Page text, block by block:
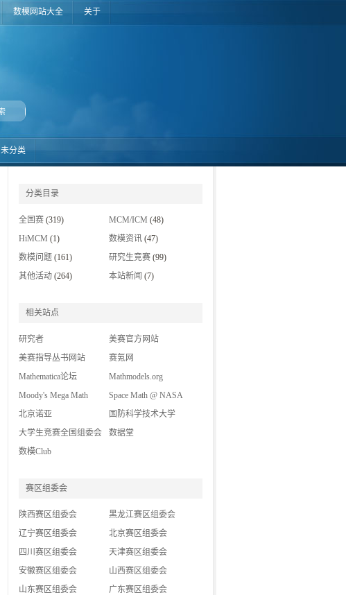
数模网站大全 关于
未分类
分类目录
全国赛 (319)
数据挖掘竞赛
(1)
数模夏令营
(45)
MCM/ICM (48)
HiMCM (1) 数模资讯 (47)
建模经验交流
媒体报道(1)
精华转载
数模问题 (161) 研究生竞赛 (99)
其他活动 (264) 本站新闻 (7)
相关站点
研究者
美赛官方网站
美赛指导丛书网站
赛氪网
Mathematica论坛
Mathmodels.org
Moody's Mega Math
Challenge (A Contest for
High School Students)
Space Math @ NASA
北京诺亚
国防科学技术大学
大学生竞赛全国组委会
数据堂
数模Club
赛区组委会
陕西赛区组委会
黑龙江赛区组委会
辽宁赛区组委会
北京赛区组委会
四川赛区组委会
天津赛区组委会
安徽赛区组委会
山西赛区组委会
山东赛区组委会
广东赛区组委会